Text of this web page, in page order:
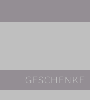
GESCHENKE